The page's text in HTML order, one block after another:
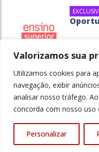
Valorizamos sua
Utilizamos cookies para
navegação, exibir
analisar nosso tráfego.
concorda com nosso uso
Personalizar
Para
© Revista Ensino